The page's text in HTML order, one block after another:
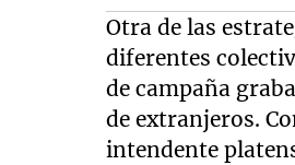
Otra de las
diferentes
de campaña
de extranjeros.
intendente